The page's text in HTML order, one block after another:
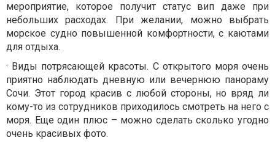
мероприятие, которое получит статус вип даже при
небольших расходах. При желании, можно выбрать
морское судно повышенной комфортности, с каютами
для отдыха.
· Виды потрясающей красоты. С открытого моря очень
приятно наблюдать дневную или вечернюю панораму
Сочи. Этот город красив с любой стороны, но вряд ли
кому-то из сотрудников приходилось смотреть на него с
моря. Еще один плюс – можно сделать сколько угодно
очень красивых фото.